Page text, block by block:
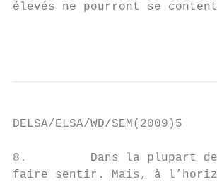
élevés ne pourront se
DELSA/ELSA/WD/SEM(2009)5
8.         Dans la plupart des
faire sentir. Mais, à